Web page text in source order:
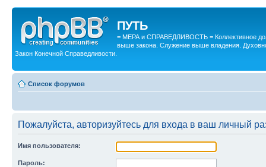
ПУТЬ
= МЕРА и СПРАВЕДЛИВОСТЬ = Коллективное
выше закона. Служение выше владения.
Закон Конечной Справедливости.
Список форумов
Пожалуйста, авторизуйтесь для входа в ваш личный
Имя пользователя:
Пароль: